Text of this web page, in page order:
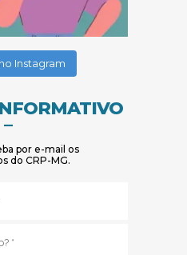
Instagram
–
por e-mail os
do CRP-MG.
mail